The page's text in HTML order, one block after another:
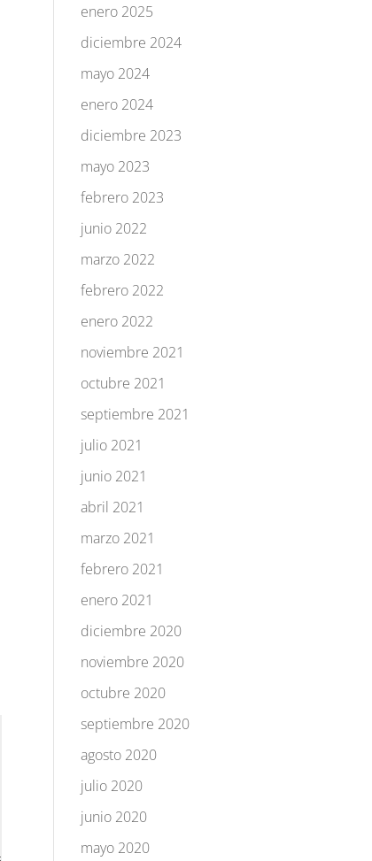
enero 2025
diciembre 2024
mayo 2024
enero 2024
diciembre 2023
mayo 2023
febrero 2023
junio 2022
marzo 2022
febrero 2022
enero 2022
noviembre 2021
octubre 2021
septiembre 2021
julio 2021
junio 2021
abril 2021
marzo 2021
febrero 2021
enero 2021
diciembre 2020
noviembre 2020
octubre 2020
septiembre 2020
agosto 2020
julio 2020
junio 2020
mayo 2020